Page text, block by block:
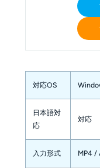
対応OS
日本語対
応
対応
入力形式 MP4 /